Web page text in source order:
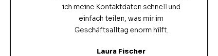
ich meine Kontaktdaten schnell und
einfach teilen, was mir im
Geschäftsalltag enorm hilft.
Laura Fischer